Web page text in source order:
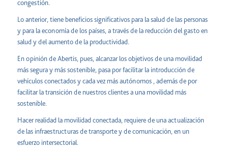
congestión.
Lo anterior, tiene beneficios significativos para la salud de las personas
y para la economía de los países, a través de la reducción del gasto en
salud y del aumento de la productividad.
En opinión de Abertis, pues, alcanzar los objetivos de una movilidad
más segura y más sostenible, pasa por facilitar la introducción de
vehículos conectados y cada vez más autónomos , además de por
facilitar la transición de nuestros clientes a una movilidad más
sostenible.
Hacer realidad la movilidad conectada, requiere de una actualización
de las infraestructuras de transporte y de comunicación, en un
esfuerzo intersectorial.